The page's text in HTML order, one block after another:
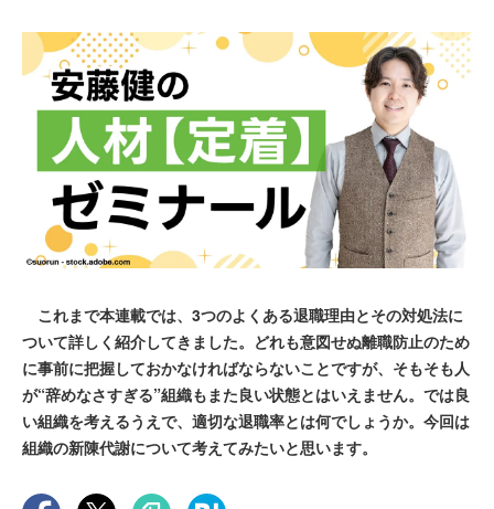
これまで本連載では、3つのよくある退職理由とその対処法に
ついて詳しく紹介してきました。どれも意図せぬ離職防止のため
に事前に把握しておかなければならないことですが、そもそも人
が“辞めなさすぎる”組織もまた良い状態とはいえません。では良
い組織を考えるうえで、適切な退職率とは何でしょうか。今回は
組織の新陳代謝について考えてみたいと思います。